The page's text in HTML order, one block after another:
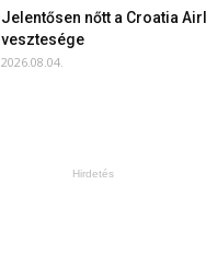
Jelentősen nőtt a Croatia
vesztesége
2026.08.04.
Hirdetés